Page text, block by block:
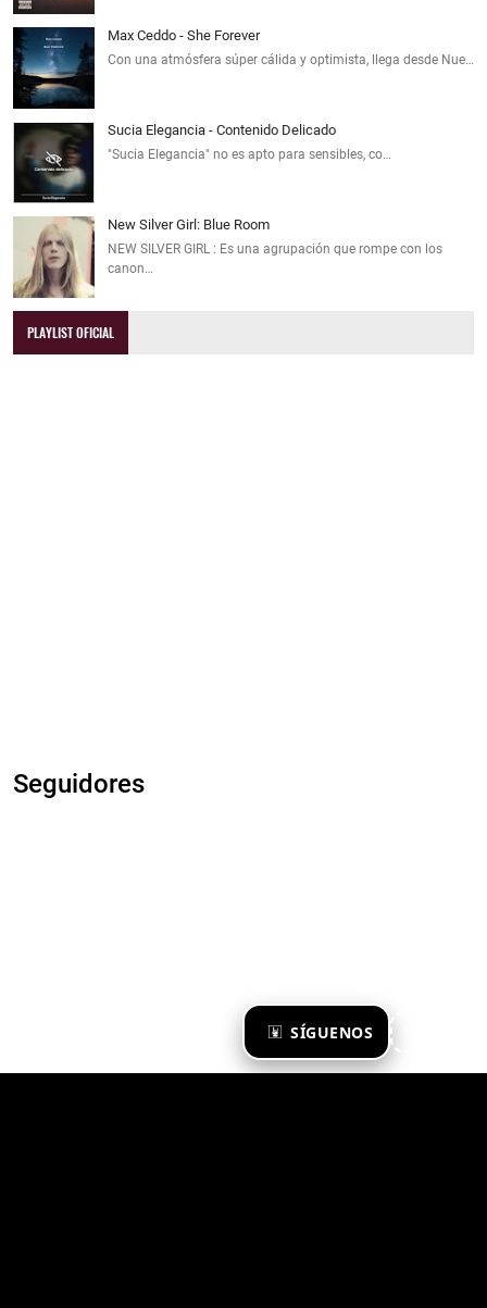
SÍGUENOS
Max Ceddo - She Forever
Con una atmósfera súper cálida y optimista, llega desde Nue…
Sucia Elegancia - Contenido Delicado
"Sucia Elegancia" no es apto para sensibles, co…
New Silver Girl: Blue Room
NEW SILVER GIRL : Es una agrupación que rompe con los
canon…
PLAYLIST OFICIAL
Seguidores